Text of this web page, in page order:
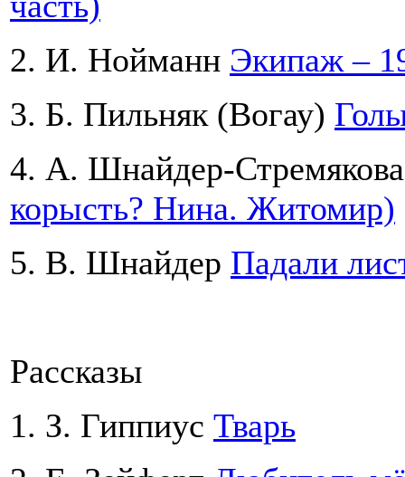
2. И. Нойманн Экипаж –
3. Б. Пильняк (Вогау)
4. А. Шнайдер-
корысть? Нина. Житомир)
5. В. Шнайдер Падали
Рассказы
1. З. Гиппиус Тварь